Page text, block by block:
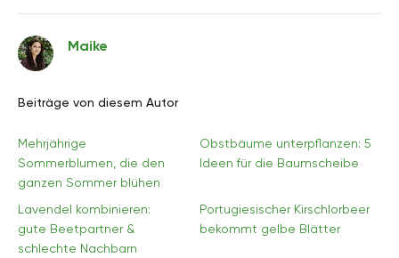
Maike
Beiträge von diesem Autor
Mehrjährige
Sommerblumen, die den
ganzen Sommer blühen
Obstbäume unterpflanzen: 5
Ideen für die Baumscheibe
Lavendel kombinieren:
gute Beetpartner &
schlechte Nachbarn
Portugiesischer Kirschlorbeer
bekommt gelbe Blätter